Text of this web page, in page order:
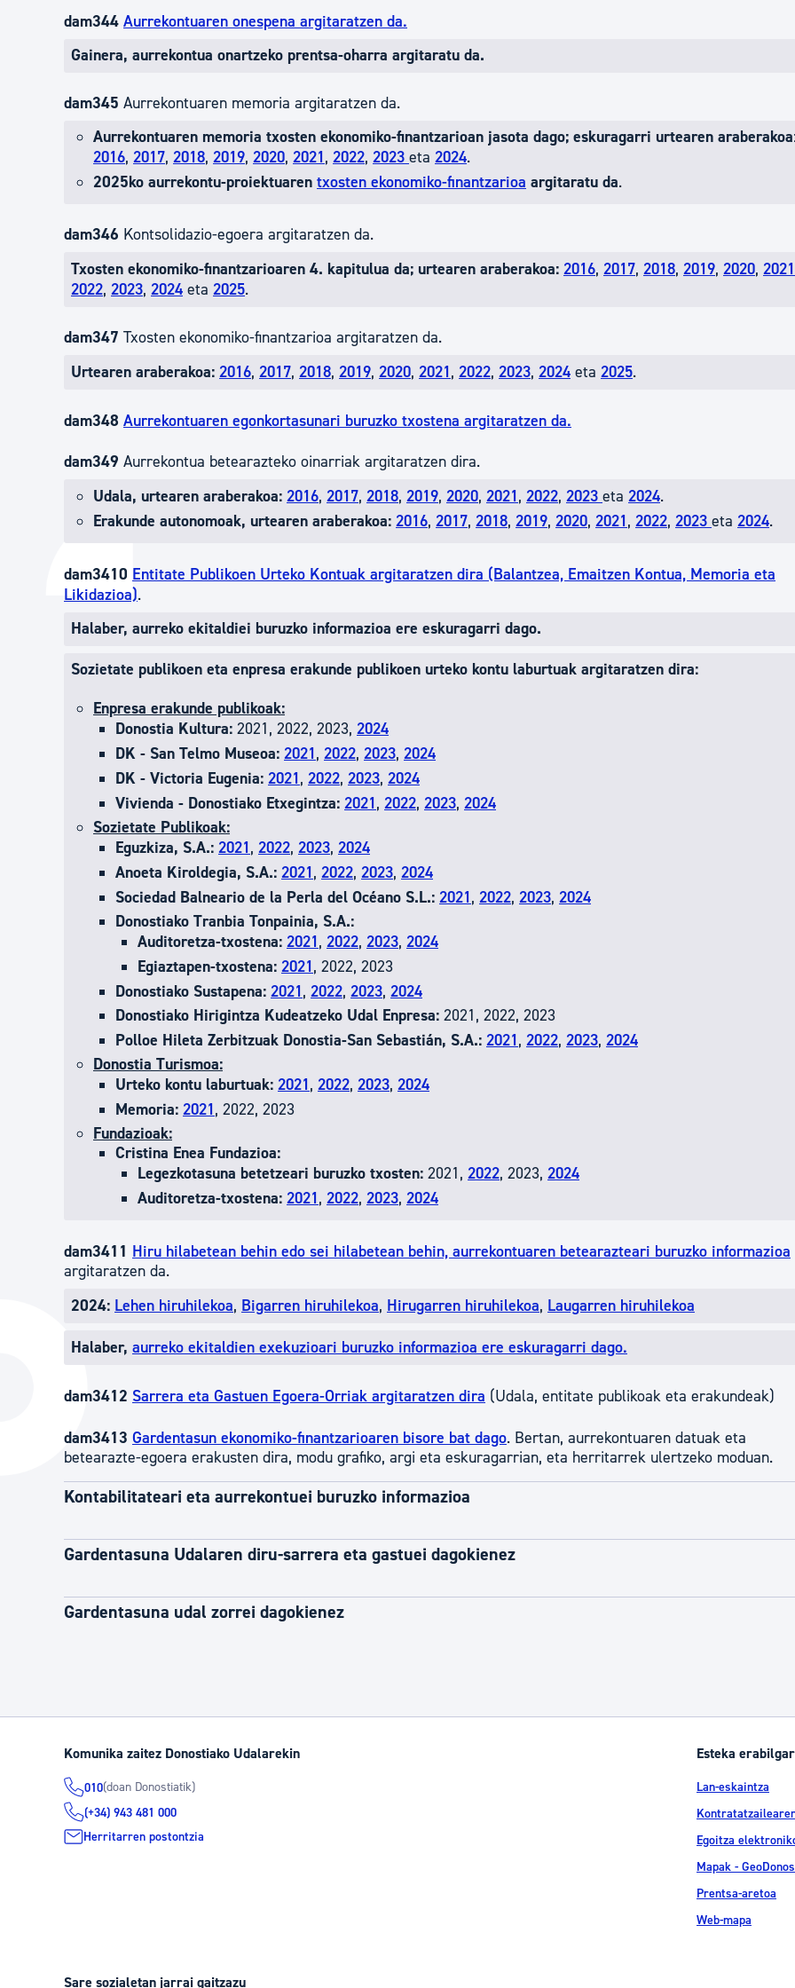
dam344 Aurrekontuaren onespena argitaratzen da.
Gainera, aurrekontua onartzeko prentsa-oharra argitaratu da.
dam345 Aurrekontuaren memoria argitaratzen da.
Aurrekontuaren memoria txosten ekonomiko-finantzarioan jasota dago; eskuragarri urtearen araberakoa
2016, 2017, 2018, 2019, 2020, 2021, 2022, 2023 eta 2024.
2025ko aurrekontu-proiektuaren txosten ekonomiko-finantzarioa argitaratu da.
dam346 Kontsolidazio-egoera argitaratzen da.
Txosten ekonomiko-finantzarioaren 4. kapitulua da; urtearen araberakoa: 2016, 2017, 2018, 2019, 2020, 2021
2022, 2023, 2024 eta 2025.
dam347 Txosten ekonomiko-finantzarioa argitaratzen da.
Urtearen araberakoa: 2016, 2017, 2018, 2019, 2020, 2021, 2022, 2023, 2024 eta 2025.
dam348 Aurrekontuaren egonkortasunari buruzko txostena argitaratzen da.
dam349 Aurrekontua betearazteko oinarriak argitaratzen dira.
Udala, urtearen araberakoa: 2016, 2017, 2018, 2019, 2020, 2021, 2022, 2023 eta 2024.
Erakunde autonomoak, urtearen araberakoa: 2016, 2017, 2018, 2019, 2020, 2021, 2022, 2023 eta 2024.
dam3410 Entitate Publikoen Urteko Kontuak argitaratzen dira (Balantzea, Emaitzen Kontua, Memoria eta
Likidazioa).
Halaber, aurreko ekitaldiei buruzko informazioa ere eskuragarri dago.
Sozietate publikoen eta enpresa erakunde publikoen urteko kontu laburtuak argitaratzen dira:
Enpresa erakunde publikoak:
Donostia Kultura: 2021, 2022, 2023, 2024
DK - San Telmo Museoa: 2021, 2022, 2023, 2024
DK - Victoria Eugenia: 2021, 2022, 2023, 2024
Vivienda - Donostiako Etxegintza: 2021, 2022, 2023, 2024
Sozietate Publikoak:
Eguzkiza, S.A.: 2021, 2022, 2023, 2024
Anoeta Kiroldegia, S.A.: 2021, 2022, 2023, 2024
Sociedad Balneario de la Perla del Océano S.L.: 2021, 2022, 2023, 2024
Donostiako Tranbia Tonpainia, S.A.:
Auditoretza-txostena: 2021, 2022, 2023, 2024
Egiaztapen-txostena: 2021, 2022, 2023
Donostiako Sustapena: 2021, 2022, 2023, 2024
Donostiako Hirigintza Kudeatzeko Udal Enpresa: 2021, 2022, 2023
Polloe Hileta Zerbitzuak Donostia-San Sebastián, S.A.: 2021, 2022, 2023, 2024
Donostia Turismoa:
Urteko kontu laburtuak: 2021, 2022, 2023, 2024
Memoria: 2021, 2022, 2023
Fundazioak:
Cristina Enea Fundazioa:
Legezkotasuna betetzeari buruzko txosten: 2021, 2022, 2023, 2024
Auditoretza-txostena: 2021, 2022, 2023, 2024
dam3411 Hiru hilabetean behin edo sei hilabetean behin, aurrekontuaren betearazteari buruzko informazioa
argitaratzen da.
2024: Lehen hiruhilekoa, Bigarren hiruhilekoa, Hirugarren hiruhilekoa, Laugarren hiruhilekoa
Halaber, aurreko ekitaldien exekuzioari buruzko informazioa ere eskuragarri dago.
dam3412 Sarrera eta Gastuen Egoera-Orriak argitaratzen dira (Udala, entitate publikoak eta erakundeak)
dam3413 Gardentasun ekonomiko-finantzarioaren bisore bat dago. Bertan, aurrekontuaren datuak eta
betearazte-egoera erakusten dira, modu grafiko, argi eta eskuragarrian, eta herritarrek ulertzeko moduan.
Kontabilitateari eta aurrekontuei buruzko informazioa
Gardentasuna Udalaren diru-sarrera eta gastuei dagokienez
Gardentasuna udal zorrei dagokienez
Komunika zaitez Donostiako Udalarekin
010(doan Donostiatik)
(+34) 943 481 000
Herritarren postontzia
Esteka
Lan-eskaintza
Egoitza
Mapak -
Prentsa-aretoa
Web-mapa
Sare sozialetan jarrai gaitzazu